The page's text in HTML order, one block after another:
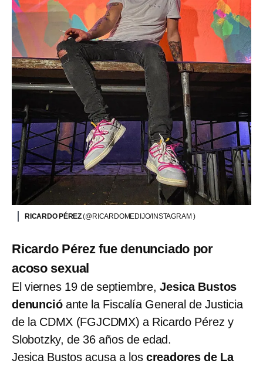
RICARDO PÉREZ(@RICARDOMEDIJO/INSTAGRAM )
Ricardo Pérez fue denunciado por
acoso sexual
El viernes 19 de septiembre,Jesica Bustos
denuncióante la Fiscalía General de Justicia
de la CDMX (FGJCDMX) a Ricardo Pérez y
Slobotzky, de 36 años de edad.
Jesica Bustos acusa a los creadores de La